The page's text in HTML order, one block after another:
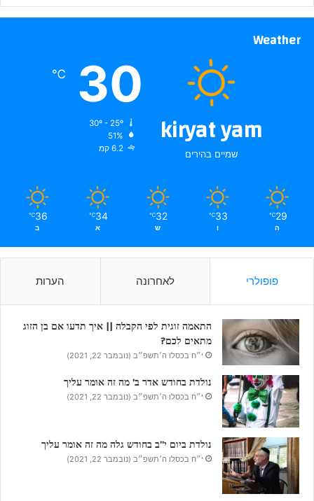
Weather
kiryat yam
שמיים בהירים
30
℃
51%
6.2 קמ
29
℃
ה
33
℃
ו
32
℃
ש
34
℃
א
36
℃
ב
פופולרי לאחרונה הערות
התאמה זוגית לפי הקבלה || איך תדעו אם בן הזוג
מתאים לכם?
י״ח בכסלו ה׳תשפ״ב (נובמבר 22, 2021)
נולדת בחודש אדר ב’ מה זה אומר עליך
י״ח בכסלו ה׳תשפ״ב (נובמבר 22, 2021)
נולדת ביום י”ב בחודש גלה מה זה אומר עליך
י״ח בכסלו ה׳תשפ״ב (נובמבר 22, 2021)